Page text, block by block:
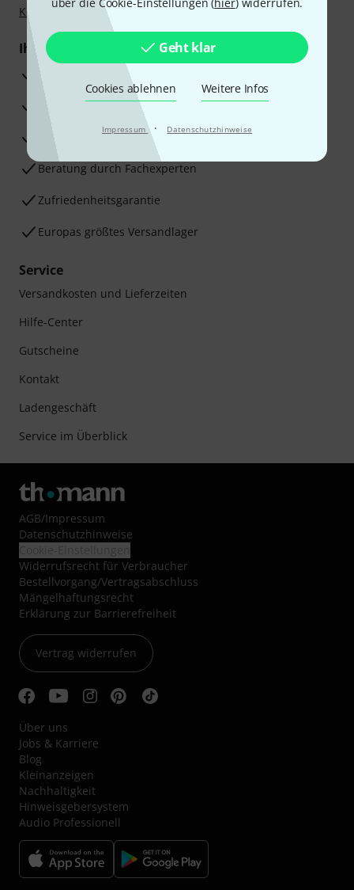
Geht klar
Cookies ablehnen Weitere Infos
Impressum · Datenschutzhinweise
Klarna Ratenzahlungoder Kreditkarte.
Ihre Vorteile
3 Jahre Thomann Garantie
30 Tage Money-Back-Garantie
Reparaturservice
Beratung durch Fachexperten
Zufriedenheitsgarantie
Europas größtes Versandlager
Service
Versandkosten und Lieferzeiten
Hilfe-Center
Gutscheine
Kontakt
Ladengeschäft
Service im Überblick
AGB/Impressum
Datenschutzhinweise
Widerrufsrecht für Verbraucher
Bestellvorgang/Vertragsabschluss
Mängelhaftungsrecht
Erklärung zur Barrierefreiheit
Vertrag widerrufen
Über uns
Jobs & Karriere
Blog
Kleinanzeigen
Nachhaltigkeit
Hinweisgebersystem
Audio Professionell